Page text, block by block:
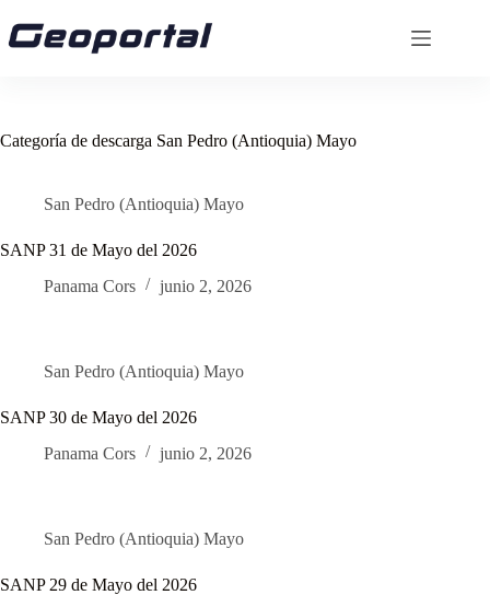
contenido
Categoría de descarga San Pedro (Antioquia) Mayo
San Pedro (Antioquia) Mayo
SANP 31 de Mayo del 2026
Panama Cors
junio 2, 2026
San Pedro (Antioquia) Mayo
SANP 30 de Mayo del 2026
Panama Cors
junio 2, 2026
San Pedro (Antioquia) Mayo
SANP 29 de Mayo del 2026